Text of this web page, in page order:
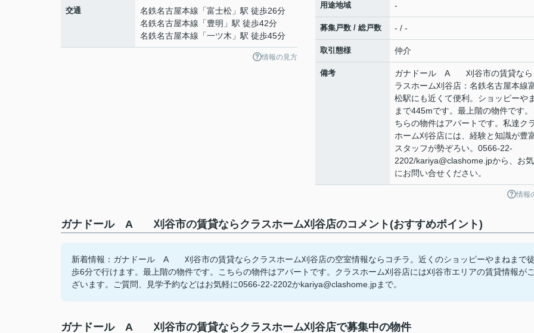
交通 名鉄名古屋本線 「富士松 」駅 徒歩26分
名鉄名古屋本線 「豊明 」駅 徒歩42分
名鉄名古屋本線 「一ツ木 」駅 徒歩45分
情報の見方
用途地域 -
募集戸数 / 総戸数 - / -
取引態様 仲介
備考
ガナドール A 刈谷市の賃貸なら
ラスホーム刈谷店：名鉄名古屋本線
松駅にも近くて便利。ショッピーや
まで445mです。最上階の物件です。
ちらの物件はアパートです。私達ク
ホーム刈谷店には、経験と知識が豊
スタッフが勢ぞろい。0566-22-
2202/kariya@clashome.jpから、お
にお問い合せください。
情報
ガナドール A 刈谷市の賃貸ならクラスホーム刈谷店のコメント(おすすめポイント)
新着情報：ガナドール A 刈谷市の賃貸ならクラスホーム刈谷店の空室情報ならコチラ。近くのショッピーやまねまで徒
歩6分で行けます。最上階の物件です。こちらの物件はアパートです。クラスホーム刈谷店には刈谷市エリアの賃貸情報が
ざいます。ご質問、見学予約などはお気軽に0566-22-2202かkariya@clashome.jpまで。
ガナドール A 刈谷市の賃貸ならクラスホーム刈谷店で募集中の物件